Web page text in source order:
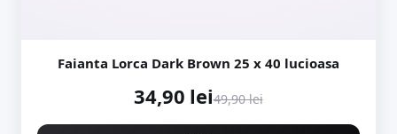
Faianta Lorca Dark Brown 25 x 40 lucioasa
34,90 lei49,90 lei